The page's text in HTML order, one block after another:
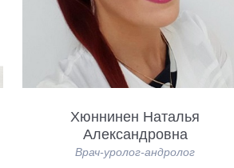
Хюннинен Наталья
Александровна
Врач-уролог-андролог